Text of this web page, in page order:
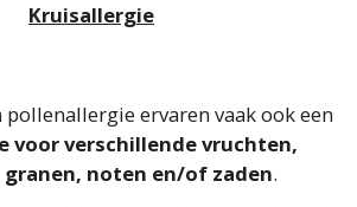
Kruisallergie
pollenallergie ervaren vaak ook een
voor verschillende vruchten,
noten en/of zaden.